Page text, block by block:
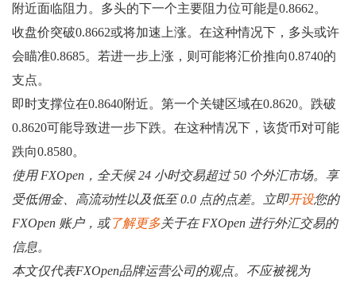
附近面临阻力。多头的下一个主要阻力位可能是0.8662。
收盘价突破0.8662或将加速上涨。在这种情况下，多头或许
会瞄准0.8685。若进一步上涨，则可能将汇价推向0.8740的
支点。
即时支撑位在0.8640附近。第一个关键区域在0.8620。跌破
0.8620可能导致进一步下跌。在这种情况下，该货币对可能
跌向0.8580。
使用 FXOpen，全天候 24 小时交易超过 50 个外汇市场。享
受低佣金、高流动性以及低至 0.0 点的点差。立即开设您的
FXOpen 账户，或了解更多关于在 FXOpen 进行外汇交易的
信息。
本文仅代表FXOpen品牌运营公司的观点。不应被视为